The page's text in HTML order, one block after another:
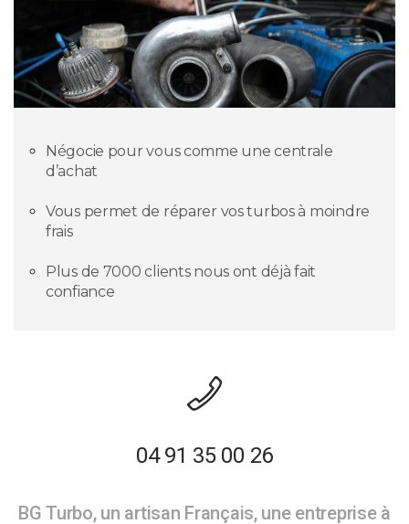
Négocie pour vous comme une centrale
d’achat
Vous permet de réparer vos turbos à moindre
frais
Plus de 7000 clients nous ont déjà fait
confiance
04 91 35 00 26
BG Turbo, un artisan Français, une entreprise à